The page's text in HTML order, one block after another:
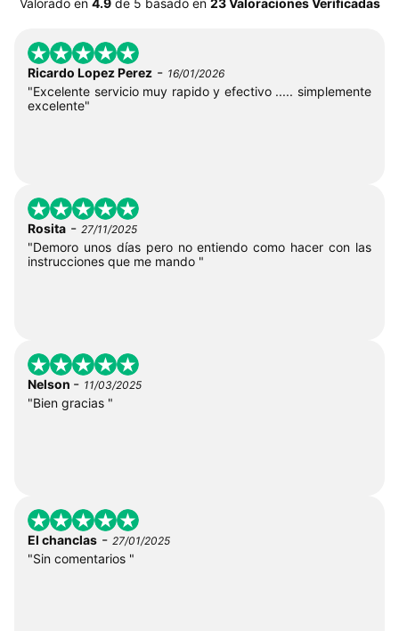
Valorado en 4.9de 5 basado en 23 Valoraciones Verificadas
Ricardo Lopez Perez - 16/01/2026
"Excelente servicio muy rapido y efectivo ..... simplemente
excelente"
Rosita - 27/11/2025
"Demoro unos días pero no entiendo como hacer con las
instrucciones que me mando "
Nelson - 11/03/2025
"Bien gracias "
El chanclas - 27/01/2025
"Sin comentarios "